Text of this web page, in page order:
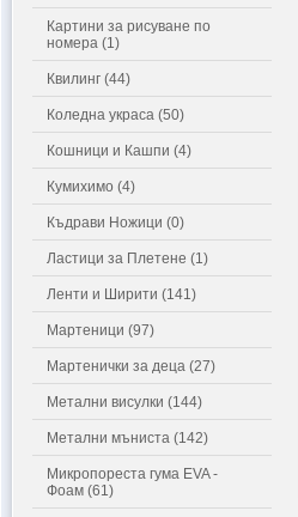
Картини за рисуване по
номера (1)
Квилинг (44)
Коледна украса (50)
Кошници и Кашпи (4)
Кумихимо (4)
Къдрави Ножици (0)
Ластици за Плетене (1)
Ленти и Ширити (141)
Мартеници (97)
Мартенички за деца (27)
Метални висулки (144)
Метални мъниста (142)
Микропореста гума EVA -
Фоам (61)